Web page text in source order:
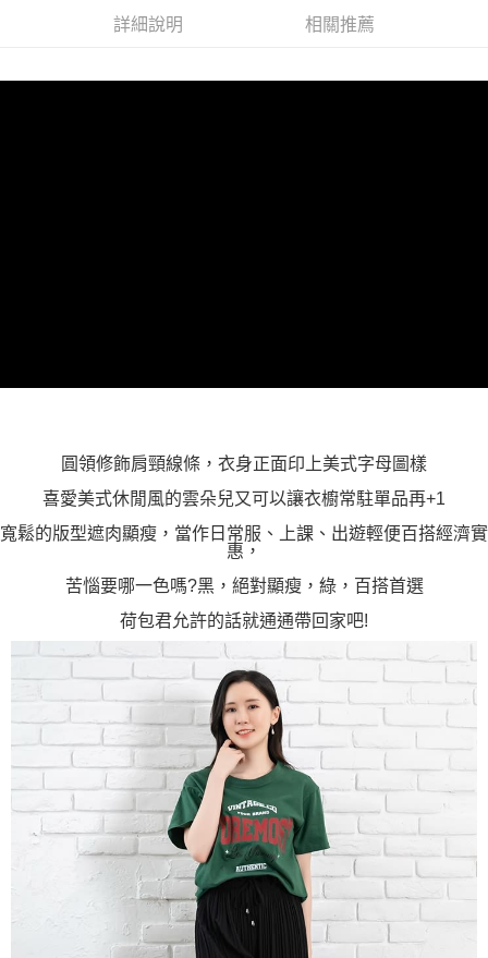
易，需依本服務之必要範圍內提供個人資料，並將交易相關給付款項請求債
權轉讓予恩沛科技股份有限公司。
詳細說明 相關推薦
圓領修飾肩頸線條，衣身正面印上美式字母圖樣
喜愛美式休閒風的雲朵兒又可以讓衣櫥常駐單品再+1
寬鬆的版型遮肉顯瘦，當作日常服、上課、出遊輕便百搭經濟實
惠，
苦惱要哪一色嗎?黑，絕對顯瘦，綠，百搭首選
荷包君允許的話就通通帶回家吧!